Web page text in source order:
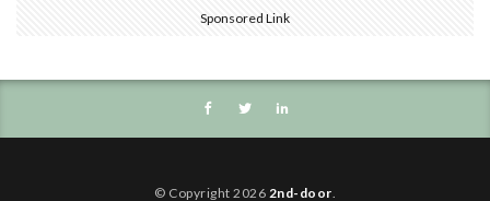
Sponsored Link
© Copyright 2026 2nd-door.